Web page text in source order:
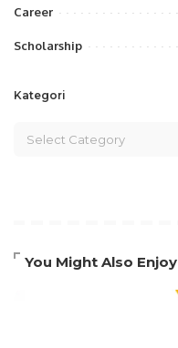
Career
Scholarship
Kategori
You Might Also Enjoy